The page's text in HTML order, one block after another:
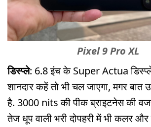
Pixel 9 Pro XL
डिस्प्ले: 6.8 इंच के Super Actua
शानदार कहें तो भी चल जाएगा, मगर
है. 3000 nits की पीक ब्राइटनेस की
तेज धूप वाली भरी दोपहरी में भी कलर